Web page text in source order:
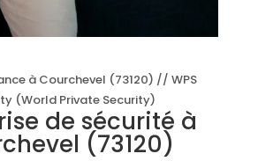
à Courchevel (73120) // WPS
(World Private Security)
de sécurité à
(73120)